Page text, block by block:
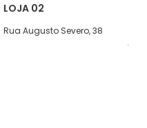
LOJA 02
Rua Augusto Severo, 38
Segunda a sexta, das 08:00 às 17h